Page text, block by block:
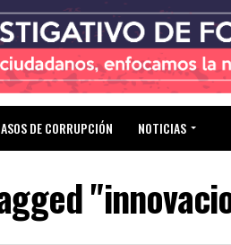
DE CORRUPCIÓN NOTICIAS